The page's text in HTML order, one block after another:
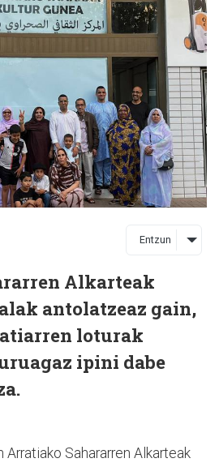
Entzun
Alkarteak
antolatzeaz gain,
loturak
ipini dabe
Arratiako Sahararren Alkarteak